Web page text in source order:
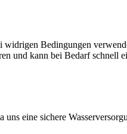
Bedingungen
und kann bei Bedarf
eine sichere